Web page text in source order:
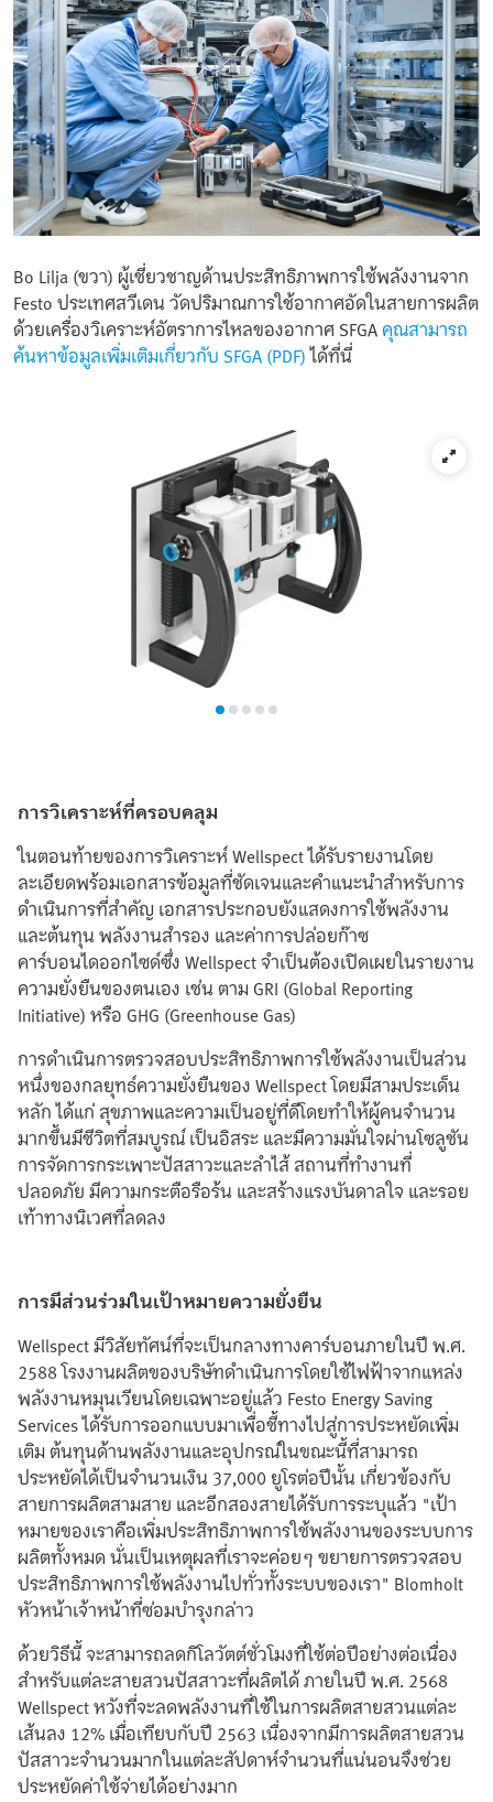
Bo Lilja (ขวา) ผู้เชี่ยวชาญด้านประสิทธิภาพการใช้พลังงานจาก
Festo ประเทศสวีเดน วัดปริมาณการใช้อากาศอัดในสายการผลิต
ด้วยเครื่องวิเคราะห์อัตราการไหลของอากาศ SFGAคุณสามารถ
ค้นหาข้อมูลเพิ่มเติมเกี่ยวกับ SFGA (PDF)ได้ที่นี่
การวิเคราะห์ที่ครอบคลุม
ในตอนท้ายของการวิเคราะห์ Wellspect ได้รับรายงานโดย
ละเอียดพร้อมเอกสารข้อมูลที่ชัดเจนและคำแนะนำสำหรับการ
ดำเนินการที่สำคัญ เอกสารประกอบยังแสดงการใช้พลังงาน
และต้นทุน พลังงานสำรอง และค่าการปล่อยก๊าซ
คาร์บอนไดออกไซด์ซึ่ง Wellspect จำเป็นต้องเปิดเผยในรายงาน
ความยั่งยืนของตนเอง เช่น ตาม GRI (Global Reporting
Initiative) หรือ GHG (Greenhouse Gas)
การดำเนินการตรวจสอบประสิทธิภาพการใช้พลังงานเป็นส่วน
หนึ่งของกลยุทธ์ความยั่งยืนของ Wellspect โดยมีสามประเด็น
หลัก ได้แก่ สุขภาพและความเป็นอยู่ที่ดีโดยทำให้ผู้คนจำนวน
มากขึ้นมีชีวิตที่สมบูรณ์ เป็นอิสระ และมีความมั่นใจผ่านโซลูชัน
การจัดการกระเพาะปัสสาวะและลำไส้ สถานที่ทำงานที่
ปลอดภัย มีความกระตือรือร้น และสร้างแรงบันดาลใจ และรอย
เท้าทางนิเวศที่ลดลง
การมีส่วนร่วมในเป้าหมายความยั่งยืน
Wellspect มีวิสัยทัศน์ที่จะเป็นกลางทางคาร์บอนภายในปี พ.ศ.
2588 โรงงานผลิตของบริษัทดำเนินการโดยใช้ไฟฟ้าจากแหล่ง
พลังงานหมุนเวียนโดยเฉพาะอยู่แล้ว Festo Energy Saving
Services ได้รับการออกแบบมาเพื่อชี้ทางไปสู่การประหยัดเพิ่ม
เติม ต้นทุนด้านพลังงานและอุปกรณ์ในขณะนี้ที่สามารถ
ประหยัดได้เป็นจำนวนเงิน 37,000 ยูโรต่อปีนั้น เกี่ยวข้องกับ
สายการผลิตสามสาย และอีกสองสายได้รับการระบุแล้ว "เป้า
หมายของเราคือเพิ่มประสิทธิภาพการใช้พลังงานของระบบการ
ผลิตทั้งหมด นั่นเป็นเหตุผลที่เราจะค่อยๆ ขยายการตรวจสอบ
ประสิทธิภาพการใช้พลังงานไปทั่วทั้งระบบของเรา" Blomholt
หัวหน้าเจ้าหน้าที่ซ่อมบำรุงกล่าว
ด้วยวิธีนี้ จะสามารถลดกิโลวัตต์ชั่วโมงที่ใช้ต่อปีอย่างต่อเนื่อง
สำหรับแต่ละสายสวนปัสสาวะที่ผลิตได้ ภายในปี พ.ศ. 2568
Wellspect หวังที่จะลดพลังงานที่ใช้ในการผลิตสายสวนแต่ละ
เส้นลง 12% เมื่อเทียบกับปี 2563 เนื่องจากมีการผลิตสายสวน
ปัสสาวะจำนวนมากในแต่ละสัปดาห์จำนวนที่แน่นอนจึงช่วย
ประหยัดค่าใช้จ่ายได้อย่างมาก